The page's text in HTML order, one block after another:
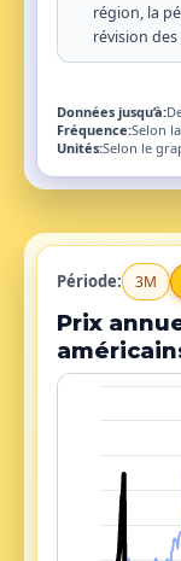
région, la
révision
Données jusqu’à:
Fréquence:Selon
Unités:Selon le
Période: 3M
Prix